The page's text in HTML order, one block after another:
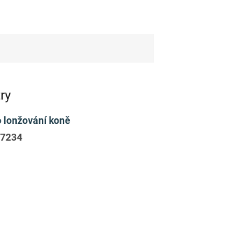
lonžování koně